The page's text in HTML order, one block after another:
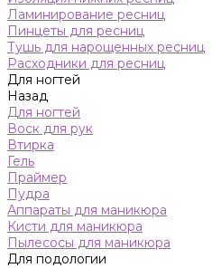
Ламинирование ресниц
Пинцеты для ресниц
Тушь для нарощенных ресниц
Расходники для ресниц
Для ногтей
Назад
Для ногтей
Воск для рук
Втирка
Гель
Праймер
Пудра
Аппараты для маникюра
Кисти для маникюра
Пылесосы для маникюра
Для подологии